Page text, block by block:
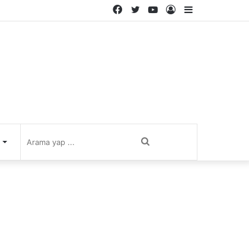
Kenar
Kayıt
YouTube
Twitter
Facebook